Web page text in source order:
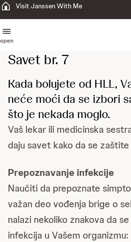
Visit Janssen With Me
open
Savet br. 7
Kada bolujete od HLL,
neće moći da se izbori
što je nekada moglo.
Vaš lekar ili medicinska
daju savet kako da se
Prepoznavanje infekcije
Naučiti da prepoznate
važan deo vođenja brige o
nalazi nekoliko znakova da
infekcija u Vašem organizmu: